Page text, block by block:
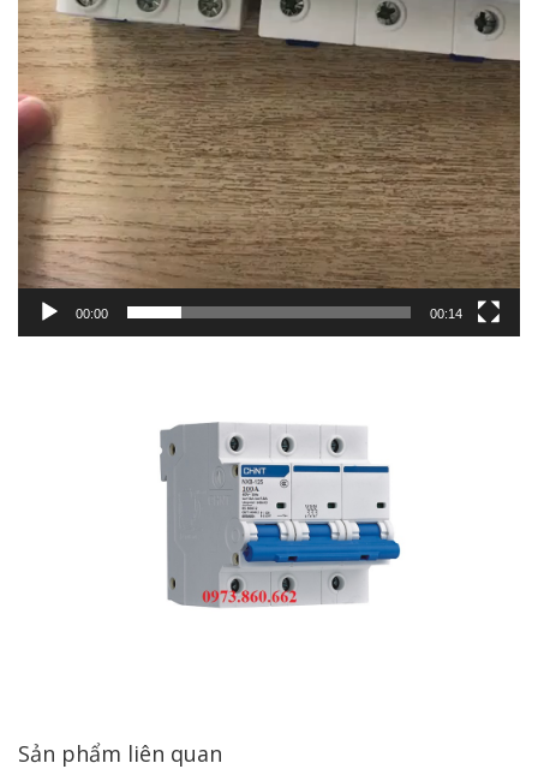
00:00 00:14
Sản phẩm liên quan